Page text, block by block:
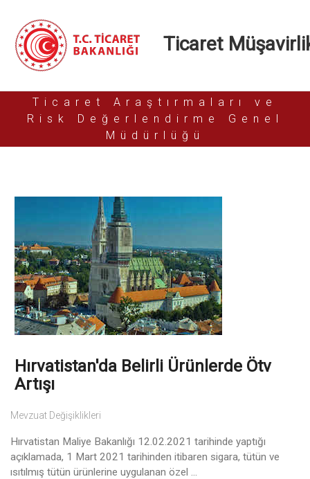
Ticaret
Ticaret Araştırmaları ve
Risk Değerlendirme Genel
Müdürlüğü
Hırvatistan'da Belirli Ürünlerde Ötv
Artışı
Mevzuat Değişiklikleri
Hırvatistan Maliye Bakanlığı 12.02.2021 tarihinde yaptığı
açıklamada, 1 Mart 2021 tarihinden itibaren sigara, tütün ve
ısıtılmış tütün ürünlerine uygulanan özel ...